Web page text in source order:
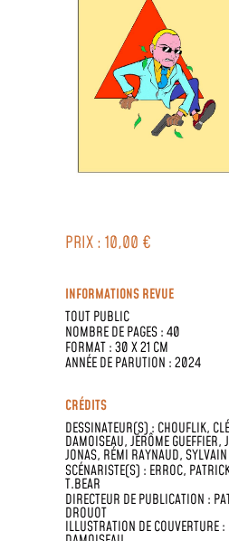
PRIX : 10,00 €
INFORMATIONS REVUE
TOUT PUBLIC
NOMBRE DE PAGES : 40
FORMAT : 30 X 21 CM
ANNÉE DE PARUTION : 2024
CRÉDITS
DESSINATEUR(S) : CHOUFLIK,
DAMOISEAU,JÉRÔME GUEFFIER,
JONAS, RÉMI RAYNAUD,
SCÉNARISTE(S) : ERROC,
T.BEAR
DIRECTEUR DE PUBLICATION :
DROUOT
ILLUSTRATION DE COUVERTURE :